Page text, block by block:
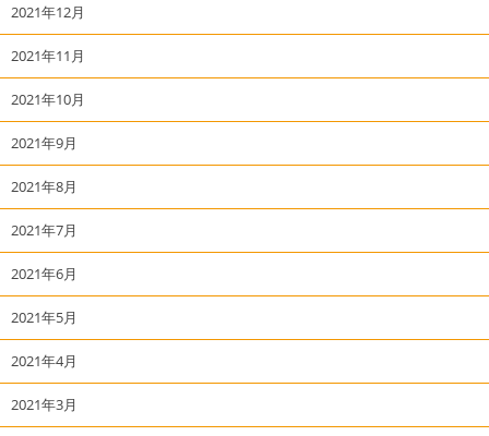
2021年12月
2021年11月
2021年10月
2021年9月
2021年8月
2021年7月
2021年6月
2021年5月
2021年4月
2021年3月